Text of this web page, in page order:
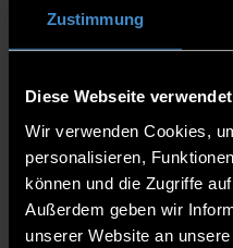
Zustimmung
Diese Webseite
Wir verwenden Cookies,
personalisieren,
können und die Zugriffe
Außerdem geben wir
unserer Website an
Time: Tuesday at 1:45 pm
Dates:
2 June 2026
9 June 2026
16 June 2026
23 June 2026
30 June 2026
7 July 2026